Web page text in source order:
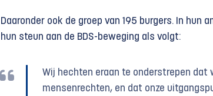
Daaronder ook de groep van 195 burgers. In hun
hun steun aan de BDS-beweging als volgt:
Wij hechten eraan te onderstrepen dat
mensenrechten, en dat onze